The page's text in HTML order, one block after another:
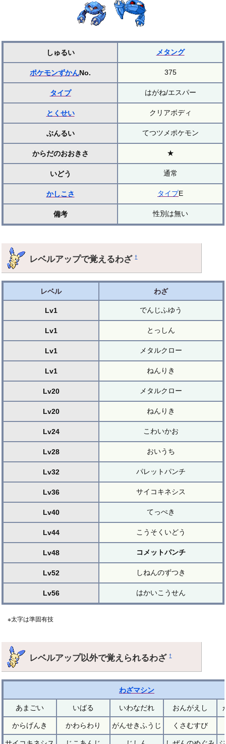
しゅるい メタング
ポケモンずかんNo. 375
タイプ はがね/エスパー
とくせい クリアボディ
ぶんるい てつツメポケモン
からだのおおきさ ★
いどう 通常
かしこさ タイプE
備考 性別は無い
レベルアップで覚えるわざ†
レベル わざ
Lv1 でんじふゆう
Lv1 とっしん
Lv1 メタルクロー
Lv1 ねんりき
Lv20 メタルクロー
Lv20 ねんりき
Lv24 こわいかお
Lv28 おいうち
Lv32 パレットパンチ
Lv36 サイコキネシス
Lv40 てっぺき
Lv44 こうそくいどう
Lv48 コメットパンチ
Lv52 しねんのずつき
Lv56 はかいこうせん
※太字は準固有技
レベルアップ以外で覚えられるわざ†
わざマシン
あまごい いばる いわなだれ おんがえし
からげんき かわらわり がんせきふうじ くさむすび